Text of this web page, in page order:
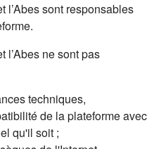
l’Abes sont responsables
l’Abes ne sont pas
techniques,
de la plateforme avec
qu'il soit ;